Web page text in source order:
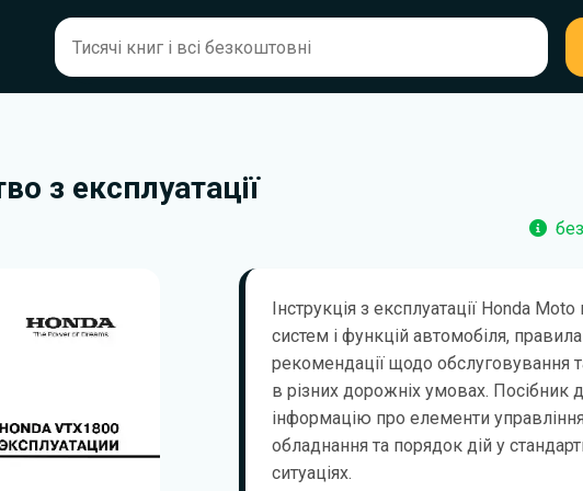
з експлуатації
Інструкція з експлуатації Honda
систем і функцій автомобіля,
рекомендації щодо обслуговування
в різних дорожніх умовах.
інформацію про елементи
обладнання та порядок дій у
ситуаціях.